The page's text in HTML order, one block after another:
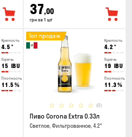
37,00
грн за 1 шт
Крепость
4.5 °
Горечь
15 IBU
Плотность
11.5 %
Крепость
4.2 °
Горечь
19 IBU
Плотность
11.3%
(0)
Топ продаж
Пиво Corona Extra 0.33л
Светлое, Фильтрованное, 4.2°